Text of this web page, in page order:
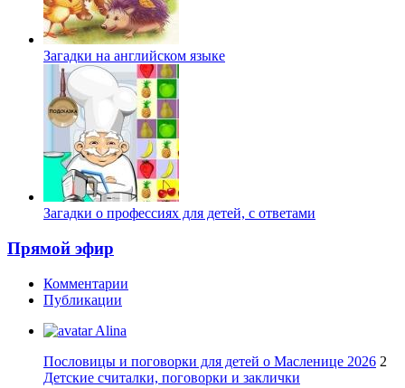
Загадки на английском языке
Загадки о профессиях для детей, с ответами
Прямой эфир
Комментарии
Публикации
Alina
Пословицы и поговорки для детей о Масленице 2026 2
Детские считалки, поговорки и заклички